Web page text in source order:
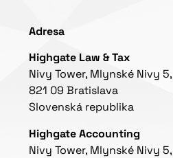
Adresa
Highgate Law & Tax
Nivy Tower, Mlynské Nivy 5,
821 09 Bratislava
Slovenská republika
Highgate Accounting
Nivy Tower, Mlynské Nivy 5,